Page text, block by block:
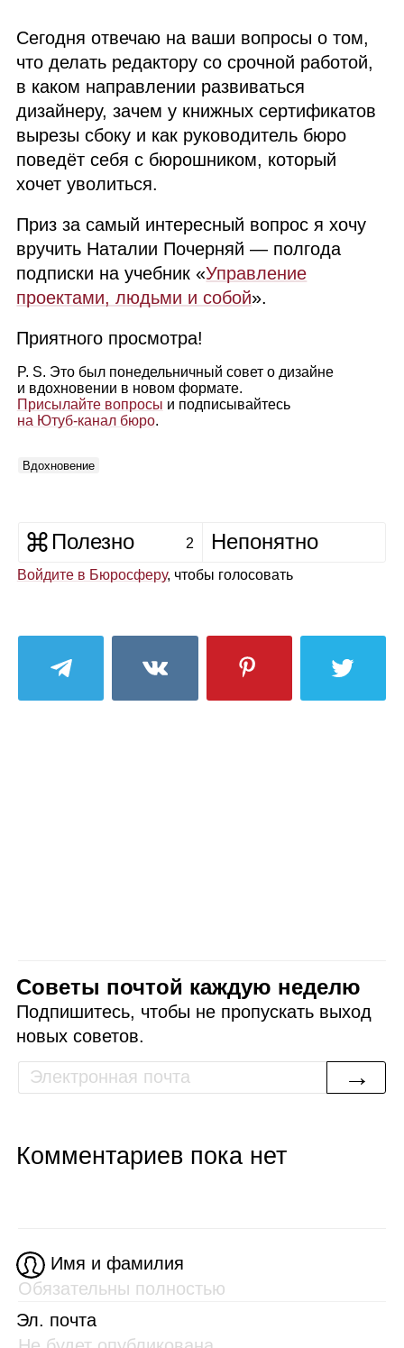
Сегодня отвечаю на ваши вопросы о том,
что делать редактору со срочной работой,
в каком направлении развиваться
дизайнеру, зачем у книжных сертификатов
вырезы сбоку и как руководитель бюро
поведёт себя с бюрошником, который
хочет уволиться.
Приз за самый интересный вопрос я хочу
вручить Наталии Почерняй — полгода
подписки на учебник «Управление
проектами, людьми и собой».
Приятного просмотра!
P. S. Это был понедельничный совет о дизайне
и вдохновении в новом формате.
Присылайте вопросы и подписывайтесь
на Ютуб‑канал бюро.
Вдохновение
Полезно 2 Непонятно
Войдите в Бюросферу, чтобы голосовать
Советы почтой каждую неделю
Подпишитесь, чтобы не пропускать выход
новых советов.
→
Комментариев пока нет
Имя и фамилия
Эл. почта